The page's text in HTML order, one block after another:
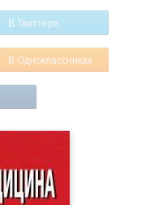
В Твиттере
В Одноклассниках